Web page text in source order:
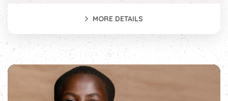
MORE DETAILS